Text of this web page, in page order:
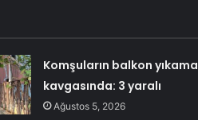
Komşuların balkon yıkama
kavgasında: 3 yaralı
Ağustos 5, 2026